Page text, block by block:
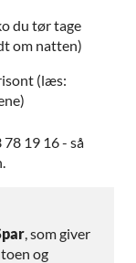
du tør tage
om natten)
(læs:
78 19 16- så
, som giver
og